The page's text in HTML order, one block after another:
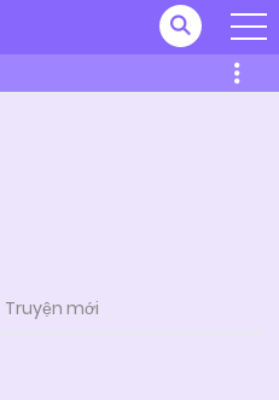
Truyện mới